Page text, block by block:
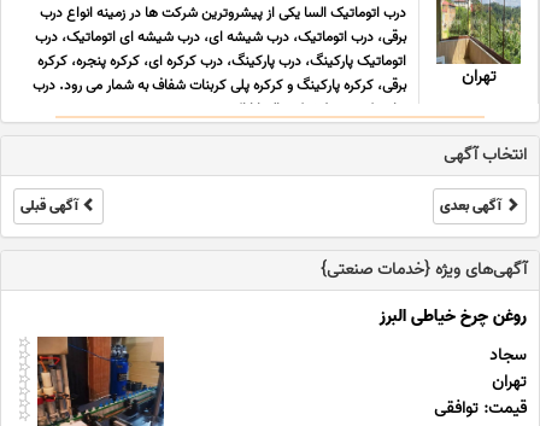
تهران
درب اتوماتیک السا یکی از پیشروترین شرکت ها در زمینه انواع درب
برقی، درب اتوماتیک، درب شیشه ای، درب شیشه ای اتوماتیک، درب
اتوماتیک پارکینگ، درب پارکینگ، درب کرکره ای، کرکره پنجره، کرکره
برقی، کرکره پارکینگ و کرکره پلی کربنات شفاف به شمار می رود. درب
هایی که توسط شرکت السا ارائه می ... ...
انتخاب آگهی
آگهی بعدی آگهی قبلی
آگهی‌های ویژه {خدمات صنعتی}
روغن چرخ خیاطی البرز
سجاد
تهران
قیمت: توافقی